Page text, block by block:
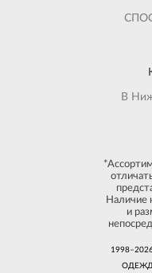
В
Наличие
и